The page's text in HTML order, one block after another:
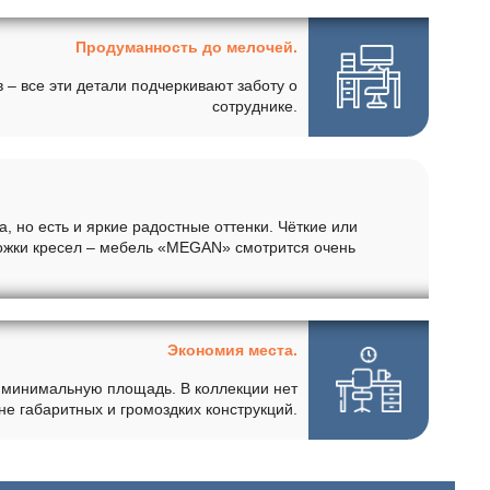
Продуманность до мелочей.
все эти детали подчеркивают заботу о
сотруднике.
есть и яркие радостные оттенки. Чёткие или
кресел – мебель «MEGAN» смотрится очень
Экономия места.
минимальную площадь. В коллекции нет
габаритных и громоздких конструкций.